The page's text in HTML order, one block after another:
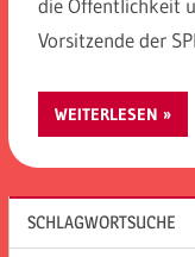
die Öffentlichkeit
Vorsitzende der
WEITERLESEN
SCHLAGWORTSUCHE